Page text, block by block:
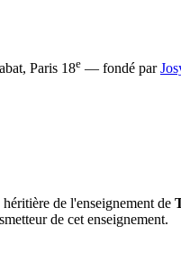
Paris 18e — fondé par
de l'enseignement de
de cet enseignement.